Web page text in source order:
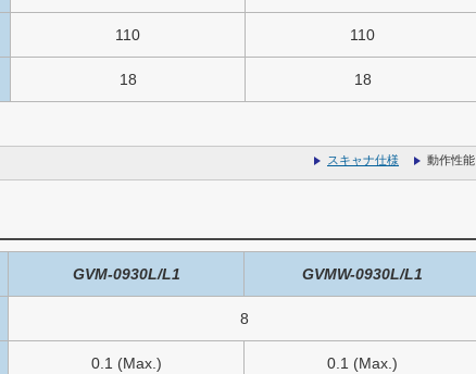
110 110
18 18
スキャナ仕様 動作性能
GVM-0930L/L1 GVMW-0930L/L1
8
0.1 (Max.) 0.1 (Max.)